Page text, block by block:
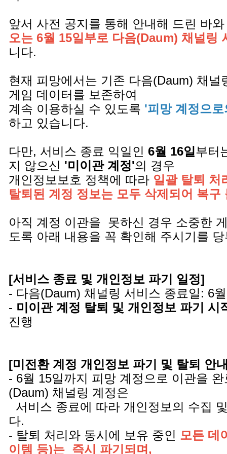
앞서 사전 공지를 통해 안내해 드린 바
오는 6월 15일부로 다음(Daum) 채널링
니다.
현재 피망에서는 기존 다음(Daum) 채널
게임 데이터를 보존하여
계속 이용하실 수 있도록 '피망 계정으
하고 있습니다.
다만, 서비스 종료 익일인 6월 16일 부터
지 않으신 '미이관 계정'의 경우
개인정보보호 정책에 따라 일괄 탈퇴 처
탈퇴된 계정 정보는 모두 삭제되어 복구
아직 계정 이관을 못하신 경우 소중한
도록 아래 내용을 꼭 확인해 주시기를
[서비스 종료 및 개인정보 파기 일정]
- 다음(Daum) 채널링 서비스 종료일: 6
- 미이관 계정 탈퇴 및 개인정보 파기 시
진행
[미전환 계정 개인정보 파기 및 탈퇴 안
- 6월 15일까지 피망 계정으로 이관을
(Daum) 채널링 계정은
서비스 종료에 따라 개인정보의 수집
다.
- 탈퇴 처리와 동시에 보유 중인 모든 데
이템 등)는 즉시 파기되며,